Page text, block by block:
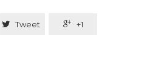
 Tweet  +1